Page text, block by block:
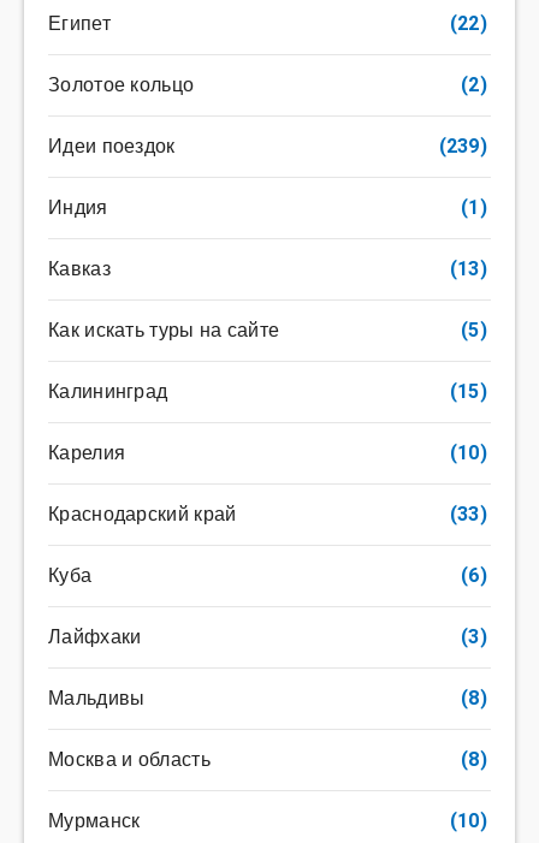
Египет (22)
Золотое кольцо (2)
Идеи поездок (239)
Индия (1)
Кавказ (13)
Как искать туры на сайте (5)
Калининград (15)
Карелия (10)
Краснодарский край (33)
Куба (6)
Лайфхаки (3)
Мальдивы (8)
Москва и область (8)
Мурманск (10)